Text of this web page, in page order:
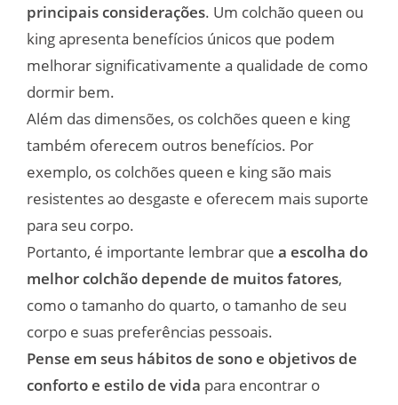
principais considerações. Um colchão queen ou
king apresenta benefícios únicos que podem
melhorar significativamente a qualidade de como
dormir bem.
Além das dimensões, os colchões queen e king
também oferecem outros benefícios. Por
exemplo, os colchões queen e king são mais
resistentes ao desgaste e oferecem mais suporte
para seu corpo.
Portanto, é importante lembrar que a escolha do
melhor colchão depende de muitos fatores,
como o tamanho do quarto, o tamanho de seu
corpo e suas preferências pessoais.
Pense em seus hábitos de sono e objetivos de
conforto e estilo de vida para encontrar o